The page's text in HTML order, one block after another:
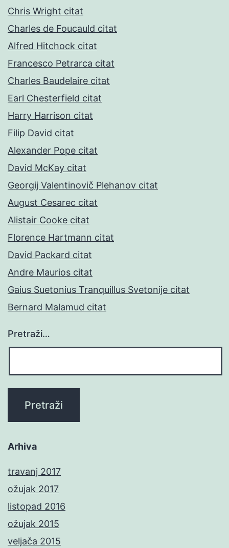
Chris Wright citat
Charles de Foucauld citat
Alfred Hitchock citat
Francesco Petrarca citat
Charles Baudelaire citat
Earl Chesterfield citat
Harry Harrison citat
Filip David citat
Alexander Pope citat
David McKay citat
Georgij Valentinovič Plehanov citat
August Cesarec citat
Alistair Cooke citat
Florence Hartmann citat
David Packard citat
Andre Maurios citat
Gaius Suetonius Tranquillus Svetonije citat
Bernard Malamud citat
Pretraži…
Arhiva
travanj 2017
ožujak 2017
listopad 2016
ožujak 2015
veljača 2015